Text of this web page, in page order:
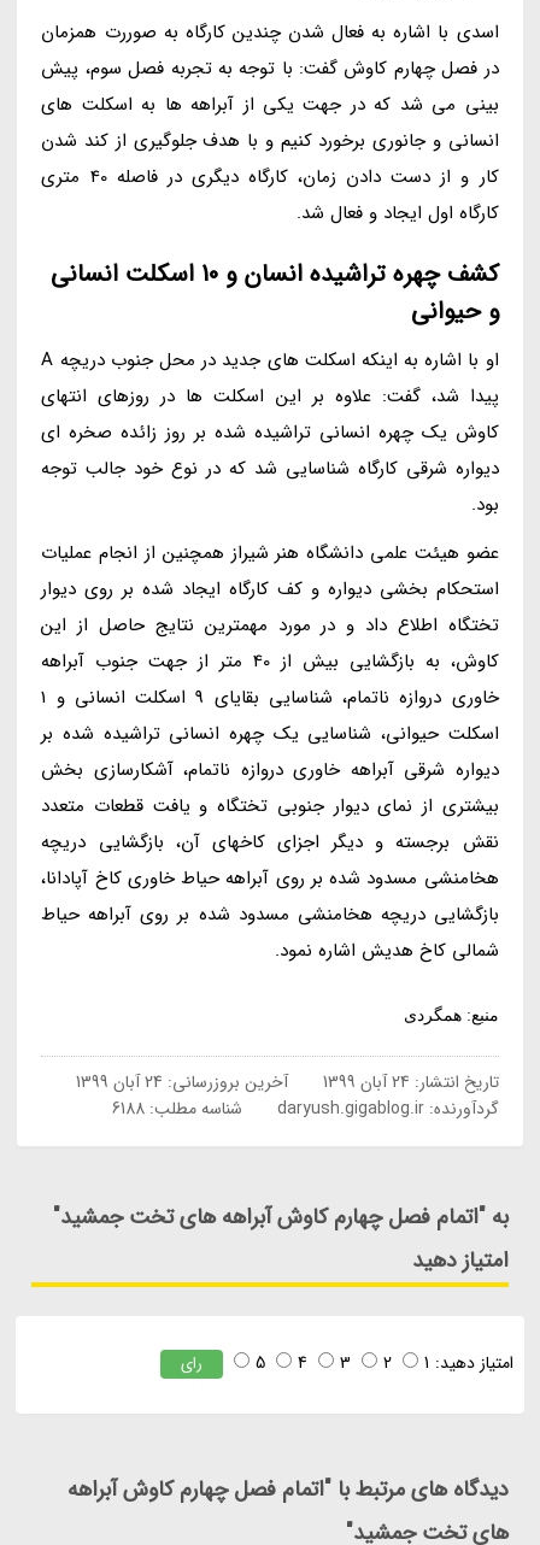
اسدی با اشاره به فعال شدن چندین کارگاه به صوررت همزمان
در فصل چهارم کاوش گفت: با توجه به تجربه فصل سوم، پیش
بینی می شد که در جهت یکی از آبراهه ها به اسکلت های
انسانی و جانوری برخورد کنیم و با هدف جلوگیری از کند شدن
کار و از دست دادن زمان، کارگاه دیگری در فاصله 40 متری
کارگاه اول ایجاد و فعال شد.
کشف چهره تراشیده انسان و 10 اسکلت انسانی
و حیوانی
او با اشاره به اینکه اسکلت های جدید در محل جنوب دریچه A
پیدا شد، گفت: علاوه بر این اسکلت ها در روزهای انتهای
کاوش یک چهره انسانی تراشیده شده بر روز زائده صخره ای
دیواره شرقی کارگاه شناسایی شد که در نوع خود جالب توجه
بود.
عضو هیئت علمی دانشگاه هنر شیراز همچنین از انجام عملیات
استحکام بخشی دیواره و کف کارگاه ایجاد شده بر روی دیوار
تختگاه اطلاع داد و در مورد مهمترین نتایج حاصل از این
کاوش، به بازگشایی بیش از 40 متر از جهت جنوب آبراهه
خاوری دروازه ناتمام، شناسایی بقایای 9 اسکلت انسانی و 1
اسکلت حیوانی، شناسایی یک چهره انسانی تراشیده شده بر
دیواره شرقی آبراهه خاوری دروازه ناتمام، آشکارسازی بخش
بیشتری از نمای دیوار جنوبی تختگاه و یافت قطعات متعدد
نقش برجسته و دیگر اجزای کاخهای آن، بازگشایی دریچه
هخامنشی مسدود شده بر روی آبراهه حیاط خاوری کاخ آپادانا،
بازگشایی دریچه هخامنشی مسدود شده بر روی آبراهه حیاط
شمالی کاخ هدیش اشاره نمود.
منبع: همگردی
تاریخ انتشار: 24 آبان 1399 آخرین بروزرسانی: 24 آبان 1399
گردآورنده:daryush.gigablog.ir شناسه مطلب: 6188
به "اتمام فصل چهارم کاوش آبراهه های تخت جمشید"
امتیاز دهید
امتیاز دهید: 1
2
3
4
5 رای
دیدگاه های مرتبط با "اتمام فصل چهارم کاوش آبراهه
های تخت جمشید"